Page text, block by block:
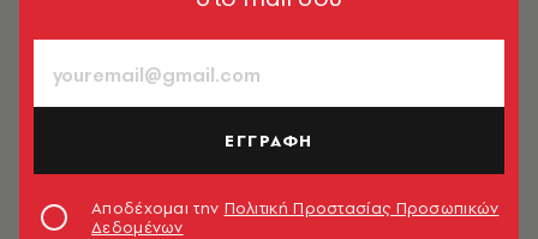
ΕΓΓΡΑΦΗ
Αποδέχομαι την Πολιτική Προστασίας Προσωπικών
Δεδομένων